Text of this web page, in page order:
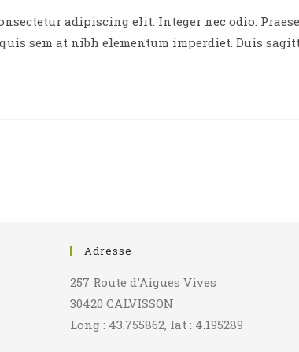
la
publication :
adipiscing elit. Integer nec odio.
sem at nibh elementum imperdiet. Duis
Adresse
257 Route d'Aigues Vives
30420 CALVISSON
Long : 43.755862, lat : 4.195289